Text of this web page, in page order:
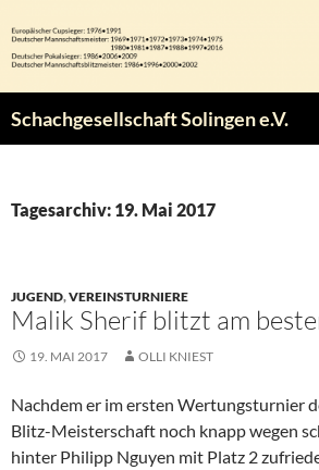
Inhalt
springen
Schachgesellschaft Solingen e.V.
Tagesarchiv: 19. Mai 2017
JUGEND,VEREINSTURNIERE
Malik Sherif blitzt am
19. MAI 2017 OLLI KNIEST
Nachdem er im ersten Wertungsturnier
Blitz-Meisterschaft noch knapp wegen
hinter Philipp Nguyen mit Platz 2